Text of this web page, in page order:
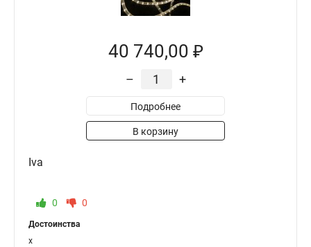
40 740,00 ₽
– +
Подробнее
В корзину
Iva
0 0
Достоинства
x